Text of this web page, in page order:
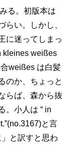
る。初版本は
らい。しかし、
に迷ってしまっ
kleines weißes
weißes は白髪
のか、ちょっと
らば、森から抜
。小人は “ in
と言
と訳すと思わ